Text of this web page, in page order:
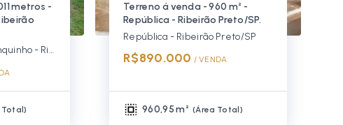
metros -
Parque Industrial Tanquinho - Ribeirão Preto/SP
Total)
Terreno á venda - 960 m² -
República - Ribeirão Preto/SP.
República - Ribeirão Preto/SP
R$890.000 / VENDA
960,95 m² (Área Total )